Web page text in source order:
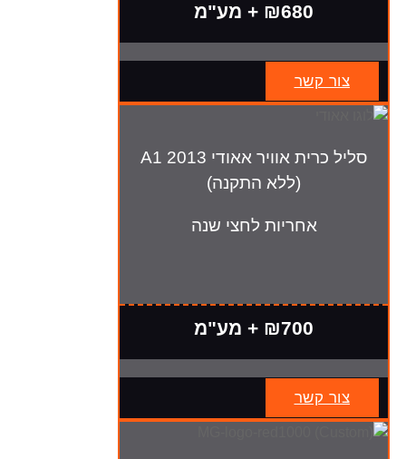
₪680 + מע"מ
צור קשר
סליל כרית אוויר אאודי A1 2013
(ללא התקנה)
אחריות לחצי שנה
₪700 + מע"מ
צור קשר